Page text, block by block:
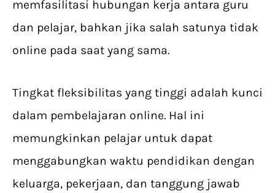
memfasilitasi hubungan kerja antara guru
dan pelajar, bahkan jika salah satunya tidak
online pada saat yang sama.
Tingkat fleksibilitas yang tinggi adalah kunci
dalam pembelajaran online. Hal ini
memungkinkan pelajar untuk dapat
menggabungkan waktu pendidikan dengan
keluarga, pekerjaan, dan tanggung jawab